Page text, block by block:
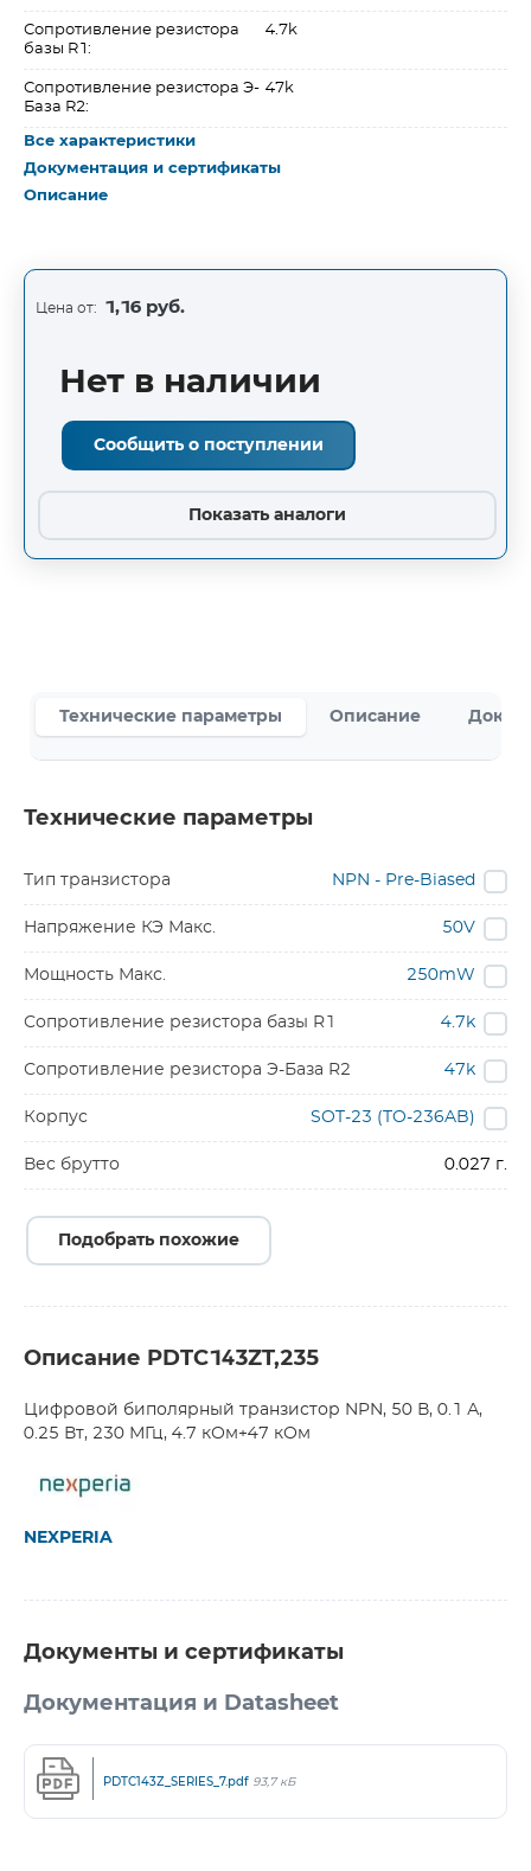
Сопротивление резистора
базы R1:
4.7k
Сопротивление резистора Э-
База R2:
47k
Все характеристики
Документация и сертификаты
Описание
Цена от: 1,16 руб.
Нет в наличии
Сообщить о поступлении
Показать аналоги
Технические параметры Описание
Технические параметры
Тип транзистора NPN - Pre-Biased
Напряжение КЭ Макс. 50V
Мощность Макс. 250mW
Сопротивление резистора базы R1 4.7k
Сопротивление резистора Э-База R2 47k
Корпус SOT-23 (TO-236AB)
Вес брутто 0.027 г.
Подобрать похожие
Описание PDTC143ZT,235
Цифровой биполярный транзистор NPN, 50 В, 0.1 А,
0.25 Вт, 230 МГц, 4.7 кОм+47 кОм
NEXPERIA
Документы и сертификаты
Документация и Datasheet
PDTC143Z_SERIES_7.pdf 93,7 кБ